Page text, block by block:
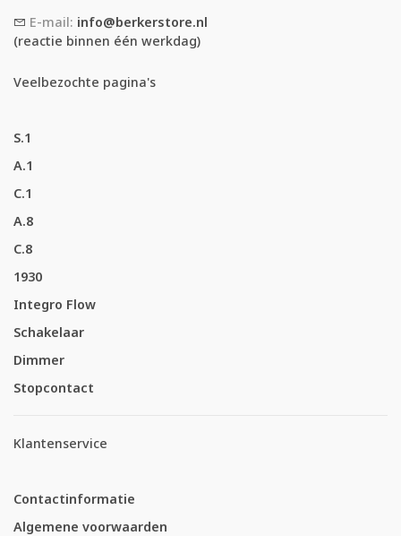
E-mail: info@berkerstore.nl
(reactie binnen één werkdag)
Veelbezochte pagina's
S.1
A.1
C.1
A.8
C.8
1930
Integro Flow
Schakelaar
Dimmer
Stopcontact
Klantenservice
Contactinformatie
Algemene voorwaarden